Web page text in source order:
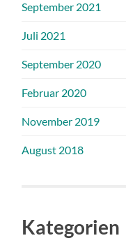
September 2021
Juli 2021
September 2020
Februar 2020
November 2019
August 2018
Kategorien